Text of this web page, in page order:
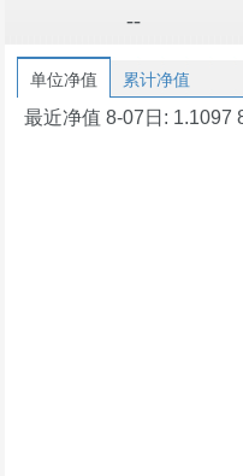
--
单位净值 累计净值
最近净值 8-07日: 1.1097